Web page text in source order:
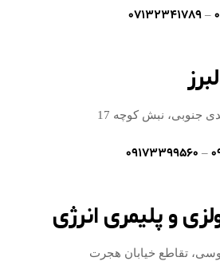
–
07132341789
جنوبی، نبش کوچه 17
–
09173399560
و پلیمری انرژی
تقاطع خیابان هجرت